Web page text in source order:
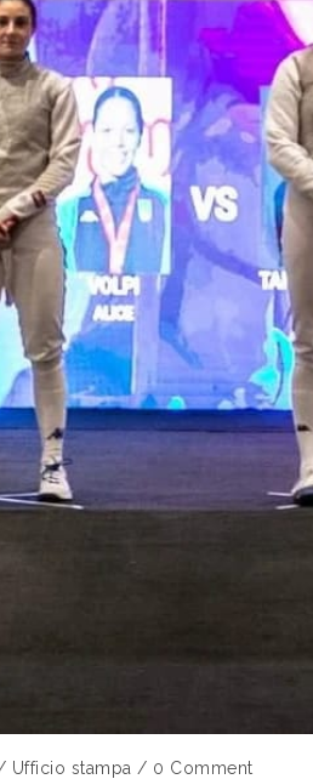
Ufficio stampa / 0 Comment